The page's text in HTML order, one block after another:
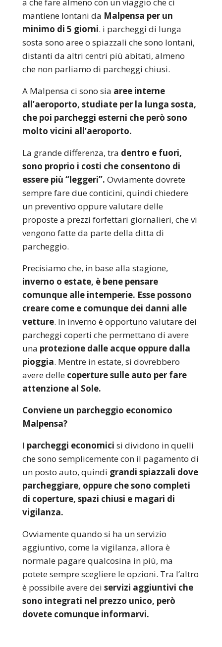
a che fare almeno con un viaggio che ci
mantiene lontani da Malpensa per un
minimo di 5 giorni. i parcheggi di lunga
sosta sono aree o spiazzali che sono lontani,
distanti da altri centri più abitati, almeno
che non parliamo di parcheggi chiusi.
A Malpensa ci sono sia aree interne
all’aeroporto, studiate per la lunga sosta,
che poi parcheggi esterni che però sono
molto vicini all’aeroporto.
La grande differenza, tra dentro e fuori,
sono proprio i costi che consentono di
essere più “leggeri”. Ovviamente dovrete
sempre fare due conticini, quindi chiedere
un preventivo oppure valutare delle
proposte a prezzi forfettari giornalieri, che vi
vengono fatte da parte della ditta di
parcheggio.
Precisiamo che, in base alla stagione,
inverno o estate, è bene pensare
comunque alle intemperie. Esse possono
creare come e comunque dei danni alle
vetture. In inverno è opportuno valutare dei
parcheggi coperti che permettano di avere
una protezione dalle acque oppure dalla
pioggia. Mentre in estate, si dovrebbero
avere delle coperture sulle auto per fare
attenzione al Sole.
Conviene un parcheggio economico
Malpensa?
I parcheggi economici si dividono in quelli
che sono semplicemente con il pagamento di
un posto auto, quindi grandi spiazzali dove
parcheggiare, oppure che sono completi
di coperture, spazi chiusi e magari di
vigilanza.
Ovviamente quando si ha un servizio
aggiuntivo, come la vigilanza, allora è
normale pagare qualcosina in più, ma
potete sempre scegliere le opzioni. Tra l’altro
è possibile avere dei servizi aggiuntivi che
sono integrati nel prezzo unico, però
dovete comunque informarvi.